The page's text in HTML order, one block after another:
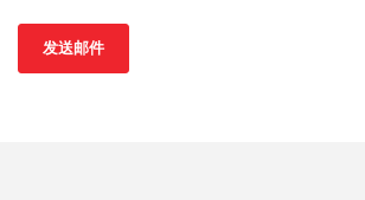
发送邮件